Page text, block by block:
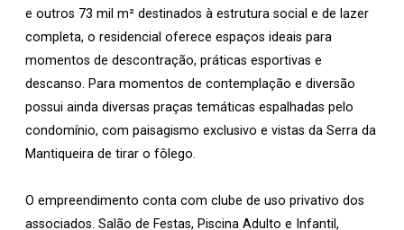
e outros 73 mil m² destinados à estrutura social e de lazer
completa, o residencial oferece espaços ideais para
momentos de descontração, práticas esportivas e
descanso. Para momentos de contemplação e diversão
possui ainda diversas praças temáticas espalhadas pelo
condomínio, com paisagismo exclusivo e vistas da Serra da
Mantiqueira de tirar o fôlego.
O empreendimento conta com clube de uso privativo dos
associados. Salão de Festas, Piscina Adulto e Infantil,